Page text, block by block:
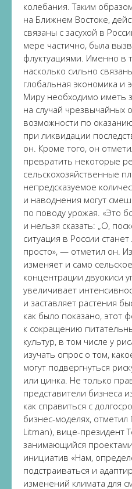
колебания. Таким
на Ближнем Востоке,
связаны с засухой в
мере частично, была
флуктуациями. Именно в
насколько сильно
глобальная экономика и
Миру необходимо иметь
на случай чрезвычайных
возможности по
при ликвидации
он. Кроме того, он
превратить некоторые
сельскохозяйственные
непредсказуемое
и наводнения могут
по поводу урожая. «Это
и нельзя сказать: „О,
ситуация в России
просто», — отметил он.
изменяет и само
концентрации двуокиси
увеличивает
и заставляет растения
как было показано, этот
к сокращению
культур, в том числе у
изучать опрос о том,
могут подвергнуться
или цинка. Не только
представители бизнеса
как справиться с
бизнес-моделях,
Litman), вице-президент
занимающийся
инициатив «Нам,
подстраиваться и
изменений климата для